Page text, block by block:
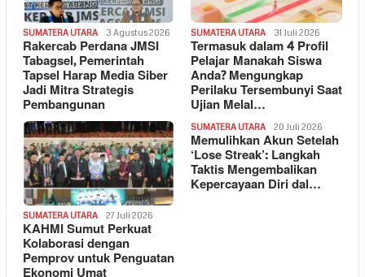
SUMATERA UTARA 3 Agustus 2026
Rakercab Perdana JMSI
Tabagsel, Pemerintah
Tapsel Harap Media Siber
Jadi Mitra Strategis
Pembangunan
SUMATERA UTARA 31 Juli 2026
Termasuk dalam 4 Profil
Pelajar Manakah Siswa
Anda? Mengungkap
Perilaku Tersembunyi Saat
Ujian Melal…
SUMATERA UTARA 27 Juli 2026
KAHMI Sumut Perkuat
Kolaborasi dengan
Pemprov untuk Penguatan
SUMATERA UTARA 20 Juli 2026
Memulihkan Akun Setelah
‘Lose Streak’: Langkah
Taktis Mengembalikan
Kepercayaan Diri dal…